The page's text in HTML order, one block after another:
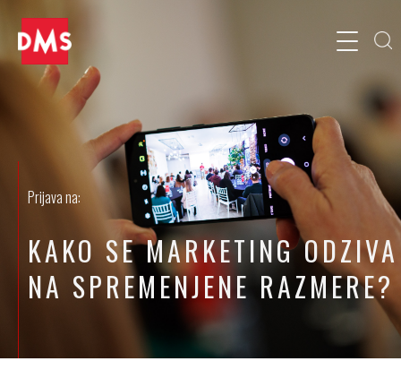
Prijava na:
KAKO SE MARKETING ODZIVA
NA SPREMENJENE RAZMERE?